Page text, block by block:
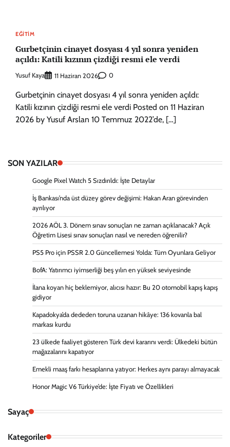
EĞITIM
Gurbetçinin cinayet dosyası 4 yıl sonra yeniden
açıldı: Katili kızının çizdiği resmi ele verdi
Yusuf Kaya 11 Haziran 2026 0
Gurbetçinin cinayet dosyası 4 yıl sonra yeniden açıldı:
Katili kızının çizdiği resmi ele verdi Posted on 11 Haziran
2026 by Yusuf Arslan 10 Temmuz 2022’de, […]
SON YAZILAR
Google Pixel Watch 5 Sızdırıldı: İşte Detaylar
İş Bankası’nda üst düzey görev değişimi: Hakan Aran görevinden
ayrılıyor
2026 AÖL 3. Dönem sınav sonuçları ne zaman açıklanacak? Açık
Öğretim Lisesi sınav sonuçları nasıl ve nereden öğrenilir?
PS5 Pro için PSSR 2.0 Güncellemesi Yolda: Tüm Oyunlara Geliyor
BofA: Yatırımcı iyimserliği beş yılın en yüksek seviyesinde
İlana koyan hiç beklemiyor, alıcısı hazır: Bu 20 otomobil kapış kapış
gidiyor
Kapadokya’da dededen toruna uzanan hikâye: 136 kovanla bal
markası kurdu
23 ülkede faaliyet gösteren Türk devi kararını verdi: Ülkedeki bütün
mağazalarını kapatıyor
Emekli maaş farkı hesaplarına yatıyor: Herkes aynı parayı almayacak
Honor Magic V6 Türkiye’de: İşte Fiyatı ve Özellikleri
Sayaç
Kategoriler